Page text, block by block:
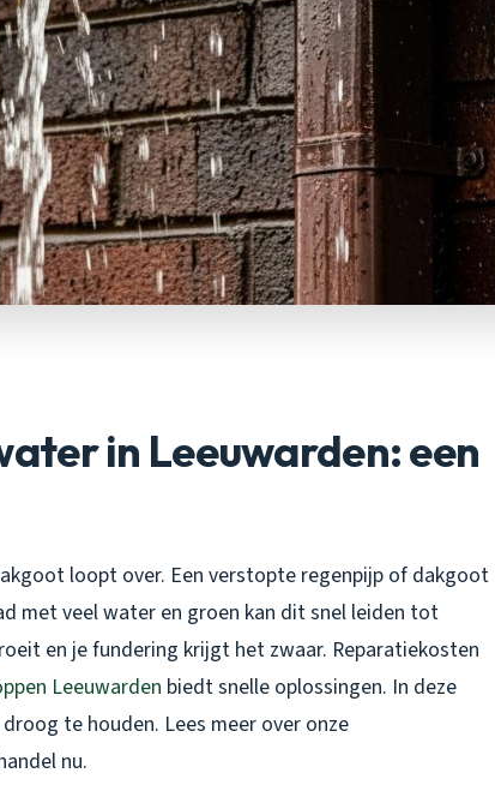
in Leeuwarden: een
loopt over. Een verstopte regenpijp of dakgoot
met veel water en groen kan dit snel leiden tot
en je fundering krijgt het zwaar. Reparatiekosten
Leeuwarden biedt snelle oplossingen. In deze
te houden. Lees meer over onze
nu.